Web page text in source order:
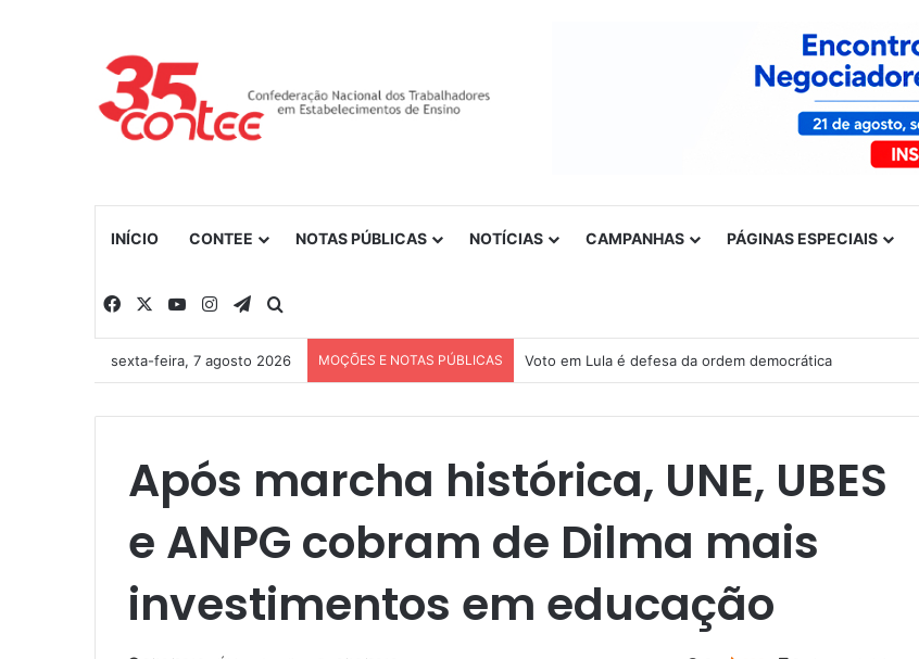
INÍCIO CONTEE NOTAS PÚBLICAS NOTÍCIAS CAMPANHAS PÁGINAS ESPECIAIS
Facebook YouTubeInstagramTelegram
sexta-feira, 7 agosto 2026 MOÇÕES E NOTAS PÚBLICAS Voto em Lula é defesa da ordem democrática
Após marcha histórica, UNE, UBES
e ANPG cobram de Dilma mais
investimentos em educação